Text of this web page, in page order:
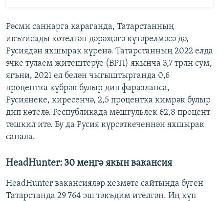
Рәсми саннарга караганда, Татарстанның
икътисады көтелгән дәрәҗәгә күтәрелмәсә дә,
Русиядән яхшырак күренә. Татарстанның 2022 елда
эчке тулаем җитештерүе (ВРП) якынча 3,7 трлн сум,
ягъни, 2021 ел белән чыгыштырганда 0,6
процентка күбрәк булыр дип фаразланса,
Русиянеке, киресенчә, 2,5 процентка кимрәк булыр
дип көтелә. Республикада мәшгульлек 62,8 процент
тәшкил итә. Бу да Русия күрсәткеченнән яхшырак
санала.
HeadHunter: 30 меңгә якын вакансия
HeadHunter вакансияләр хезмәте сайтында бүген
Татарстанда 29 764 эш тәкъдим ителгән. Иң күп